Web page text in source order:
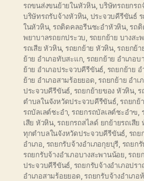
รถขนส่งขนย้ายในหัวหิน,บริษัทรถยกรถ
บริษัทรถรับจ้างหัวหิน ประจวบคีรีขันธ์ ร
ในหัวหิน, รถติดคลอรีนชะอำหัวหิน, รถ
พยาบาลรถยกประวบ รถยกย้าย บางสะ
รถเสีย หัวหิน, รถยกย้าย หัวหิน, รถยกย้า
ย้าย อำเภอทับสะแก รถยกย้าย อำเภอบ
ย้าย อำเภอประจวบคีรีขันธ์ รถยกย้าย
ย้าย อำเภอสามร้อยยอด รถยกย้าย อำเ
ประจวบคีรีขันธ์ รถยกย้ายของ หัวหิน, ร
ตำบลในจังหวัดประจวบคีรีขันธ์, รถยกย้
รถบัลเลต์ชะอำ รถยกรถบัลเลต์ชะอำฃ
เสีย หัวหิน, รถยกรถสไลด์ ยกย้ายรถเสีย
ทุกตำบลในจังหวัดประจวบคีรีขันธ์ รถย
อำเภอ รถยกรับจ้างอำเภอกุยบุรี รถยก
รถยกรับจ้างอำเภอบางสะพานน้อย รถย
ประจวบคีรีขันธ์ รถยกรับจ้างอำเภอปร
อำเภอสามร้อยยอด รถยกรับจ้างอำเภอ